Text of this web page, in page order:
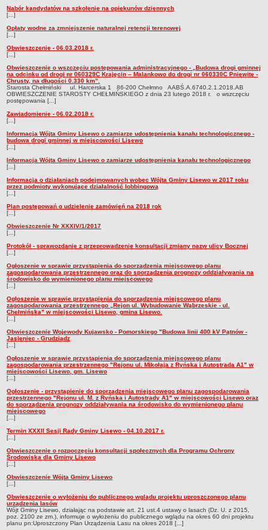
Nabór kandydatów na szkolenie na opiekunów dziennych
[...]
Opłaty wodne za zmniejszenie naturalnej retencji terenowej
[...]
Obwieszczenie - 06.03.2018 r.
[...]
Obwieszczenie o wszczęciu postępowania administracyjnego - „Budowa drogi gminnej
na odcinku od drogi nr 060329C Krajęcin – Malankowo do drogi nr 060330C Pniewite -
Chrusty, na długości 0.330 km”.
Starosta Chełmiński ul. Harcerska 1 86-200 Chełmno AABŚ.A.6740.2.1.2018.AB
OBWIESZCZENIE STAROSTY CHEŁMIŃSKIEGO z dnia 23 lutego 2018 r. o wszczęciu
postępowania [...]
Zawiadomienie - 06.02.2018 r.
[...]
Informacja Wójta Gminy Lisewo o zamiarze udostępnienia kanału technologicznego -
budowa drogi gminnej w miejscowości Lisewo
[...]
Informacja Wójta Gminy Lisewo o zamiarze udostępnienia kanału technologicznego
[...]
Informacja o działaniach podejmowanych wobec Wójta Gminy Lisewo w 2017 roku
przez podmioty wykonujące działalność lobbingową
[...]
Plan postępowań o udzielenie zamówień na 2018 rok
[...]
Obwieszczenie Nr XXXIV/1/2017
[...]
Protokół - sprawozdanie z przeprowadzenie konsultacji zmiany nazw ulicy Bocznej
[...]
Ogłoszenie w sprawie przystąpienia do sporządzenia miejscowego planu
zagospodarowania przestrzennego oraz do sporządzenia prognozy oddziaływania na
środowisko do wymienionego planu miejscowego
[...]
Ogłoszenie w sprawie przystąpienia do sporządzenia miejscowego planu
zagospodarowania przestrzennego „Rejon ul. Wybudowanie Wąbrzeskie - ul.
Chełmińska” w miejscowości Lisewo, gmina Lisewo.
[...]
Obwieszczenie Wojewody Kujawsko - Pomorskiego "Budowa linii 400 kV Pątnów -
Jasieniec - Grudziądz
[...]
Ogłoszenie w sprawie przystąpienia do sporządzenia miejscowego planu
zagospodarowania przestrzennego "Rejonu ul. Mikołaja z Ryńska i Autostrada A1" w
miejscowości Lisewo, gm. Lisewo
[...]
Ogłoszenie - przystąpienie do sporządzenia miejscowego planu zagospodarowania
przestrzennego "Rejonu ul. M. z Ryńska i Autostrady A1" w miejscowości Lisewo oraz
do sporządzenia prognozy oddziaływania na środowisko do wymienionego planu
miejscowego
[...]
Termin XXXII Sesji Rady Gminy Lisewo - 04.10.2017 r.
[...]
Obwieszczenie o rozpoczęciu konsultacji społecznych dla Programu Ochrony
Środowiska dla Gminy Lisewo
[...]
Obwieszczenie Wójta Gminy Lisewo
[...]
Obwieszczenie o wyłożeniu do publicznego wglądu projektu uproszczonego planu
urządzenia lasów
Wójt Gminy Lisewo, działając na podstawie art. 21 ust.4 ustawy o lasach (Dz. U. z 2015,
poz. 2100 ze zm.), informuje o wyłożeniu do publicznego wglądu na okres 60 dni projektu
planu pn:Uproszczony Plan Urządzenia Lasu na okres 2018 [...]